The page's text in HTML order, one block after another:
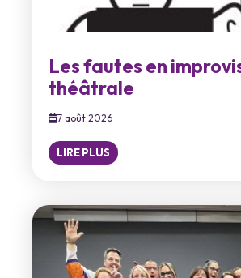
Les fautes en
théâtrale
7 août 2026
LIRE PLUS